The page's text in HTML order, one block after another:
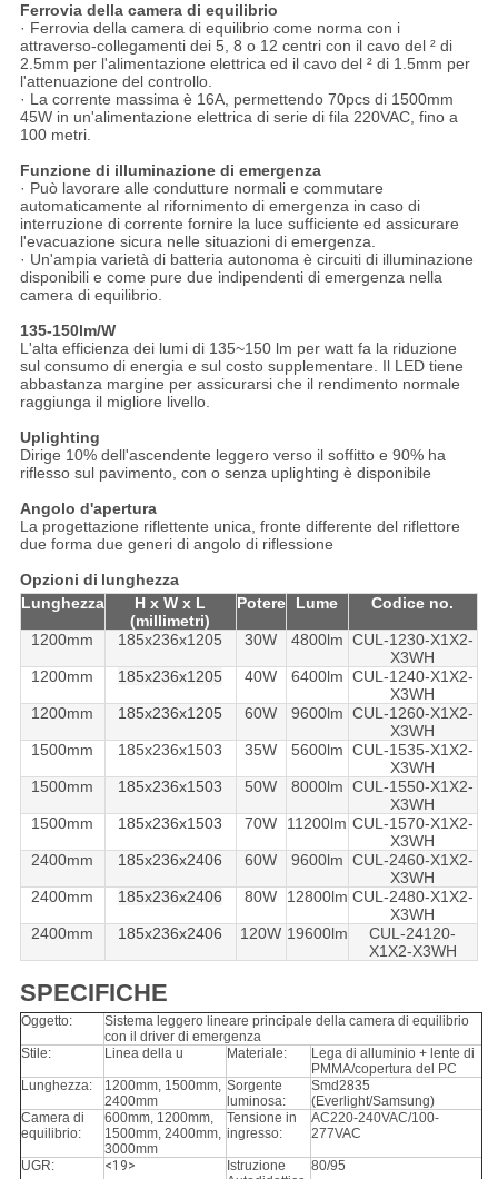
Ferrovia della camera di equilibrio
· Ferrovia della camera di equilibrio come norma con i
attraverso-collegamenti dei 5, 8 o 12 centri con il cavo del ² di
2.5mm per l'alimentazione elettrica ed il cavo del ² di 1.5mm per
l'attenuazione del controllo.
· La corrente massima è 16A, permettendo 70pcs di 1500mm
45W in un'alimentazione elettrica di serie di fila 220VAC, fino a
100 metri.
Funzione di illuminazione di emergenza
· Può lavorare alle condutture normali e commutare
automaticamente al rifornimento di emergenza in caso di
interruzione di corrente fornire la luce sufficiente ed assicurare
l'evacuazione sicura nelle situazioni di emergenza.
· Un'ampia varietà di batteria autonoma è circuiti di illuminazione
disponibili e come pure due indipendenti di emergenza nella
camera di equilibrio.
135-150lm/W
L'alta efficienza dei lumi di 135~150 lm per watt fa la riduzione
sul consumo di energia e sul costo supplementare. Il LED tiene
abbastanza margine per assicurarsi che il rendimento normale
raggiunga il migliore livello.
Uplighting
Dirige 10% dell'ascendente leggero verso il soffitto e 90% ha
riflesso sul pavimento, con o senza uplighting è disponibile
Angolo d'apertura
La progettazione riflettente unica, fronte differente del riflettore
due forma due generi di angolo di riflessione
Opzioni di lunghezza
Lunghezza
H x W x L
(millimetri)
Potere Lume Codice no.
1200mm 185x236x1205 30W 4800lm CUL-1230-X1X2-
X3WH
1200mm
185x236x1205 40W 6400lm CUL-1240-X1X2-
X3WH
1200mm
185x236x1205 60W 9600lm CUL-1260-X1X2-
X3WH
1500mm
185x236x1503 35W 5600lm CUL-1535-X1X2-
X3WH
1500mm
185x236x1503 50W 8000lm CUL-1550-X1X2-
X3WH
1500mm
185x236x1503 70W 11200lm CUL-1570-X1X2-
X3WH
2400mm
185x236x2406 60W 9600lm CUL-2460-X1X2-
X3WH
2400mm
185x236x2406 80W 12800lm CUL-2480-X1X2-
X3WH
2400mm
185x236x2406 120W 19600lm
CUL-24120-
X1X2-X3WH
SPECIFICHE
Oggetto:
Sistema leggero lineare principale della camera di equilibrio
con il driver di emergenza
Stile:
Linea della u Materiale:
Lega di alluminio + lente di
PMMA/copertura del PC
Lunghezza:
1200mm, 1500mm,
2400mm
Sorgente
luminosa:
Smd2835
(Everlight/Samsung)
Camera di
equilibrio:
600mm, 1200mm,
1500mm, 2400mm,
3000mm
Tensione in
ingresso:
AC220-240VAC/100-
277VAC
UGR: <19>
Istruzione
80/95